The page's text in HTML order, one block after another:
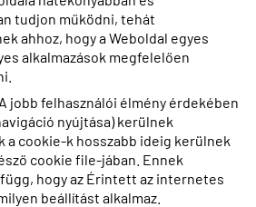
tudjon működni, tehát
ahhoz, hogy a Weboldal egyes
alkalmazások megfelelően
jobb felhasználói élmény érdekében
nyújtása) kerülnek
a cookie-k hosszabb ideig kerülnek
cookie file-jában. Ennek
hogy az Érintett az internetes
beállítást alkalmaz.